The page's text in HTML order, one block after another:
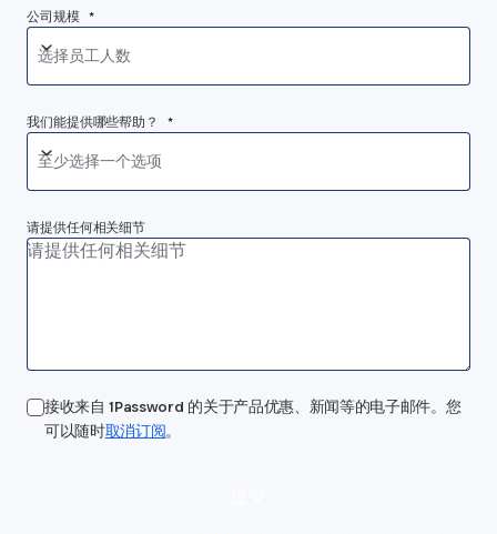
公司规模 *
选择员工人数
我们能提供哪些帮助？ *
至少选择一个选项
请提供任何相关细节
接收来自 1Password 的关于产品优惠、新闻等的电子邮件。您
可以随时取消订阅。